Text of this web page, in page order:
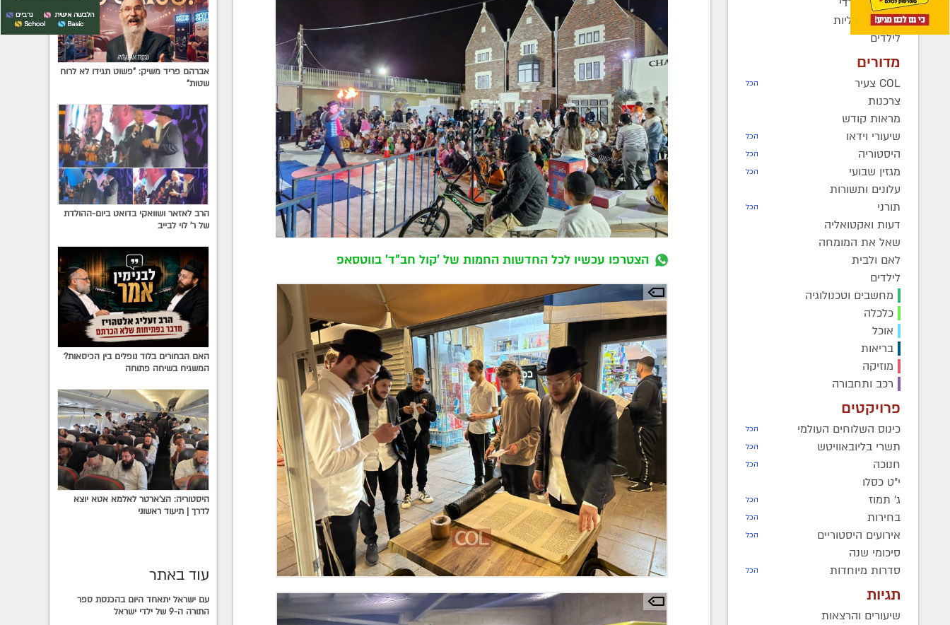
חדשות כלליות
לילדים
מדורים
COL צעיר הכל
צרכנות
מראות קודש
שיעורי וידאו
הכל
היסטוריה הכל
מגזין שבועי הכל
עלונים ותשורות
תורני
הכל
דעות ואקטואליה
שאל את המומחה
לאם ולבית
לילדים
מחשבים וטכנולוגיה
כלכלה
אוכל
בריאות
מוזיקה
רכב ותחבורה
פרויקטים
כינוס השלוחים העולמי הכל
תשרי בליובאוויטש הכל
חנוכה הכל
י"ט כסלו
ג' תמוז
הכל
בחירות הכל
אירועים היסטוריים הכל
סיכומי שנה
סדרות מיוחדות
הכל
תגיות
שיעורים והרצאות
הצטרפו עכשיו לכל החדשות החמות של 'קול חב"ד' בווטסאפ
אברהם פריד משיק: "פשוט תגידו לא לרוח
שטות"
הרב לאזאר ושוואקי בדואט ביום-ההולדת
של ר' לוי לבייב
האם הבחורים בלוד נופלים בין הכיסאות?
המשגיח בשיחה פתוחה
היסטוריה: הצ'ארטר לאלמא אטא יוצא
לדרך | תיעוד ראשוני
עוד באתר
עם ישראל יתאחד היום בהכנסת ספר
התורה ה-9 של ילדי ישראל